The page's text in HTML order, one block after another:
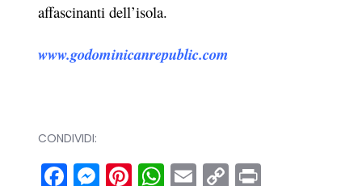
affascinanti dell’isola.
www.godominicanrepublic.com
CONDIVIDI:
Facebook
Messenger
Pinterest
WhatsApp
Email
Copy